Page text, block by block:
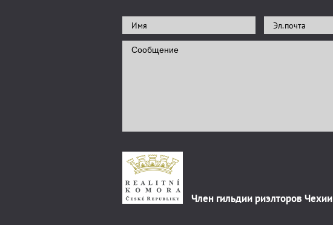
Член гильдии риэлторов Чехии